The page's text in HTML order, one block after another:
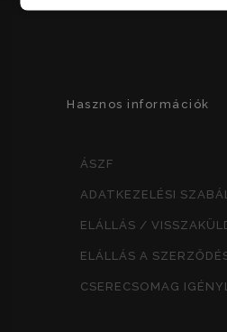
Hasznos információk
ÁSZF
ADATKEZELÉSI
ELÁLLÁS /
ELÁLLÁS A
CSERECSOMAG